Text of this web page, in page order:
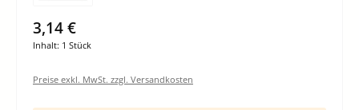
3,14 €
Inhalt: 1 Stück
Preise exkl. MwSt. zzgl. Versandkosten